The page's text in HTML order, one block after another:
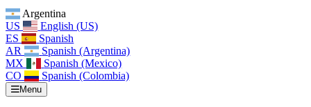
Argentina
US
English (US)
ES
Spanish
AR
Spanish (Argentina)
MX
Spanish (Mexico)
CO
Spanish (Colombia)
Menu